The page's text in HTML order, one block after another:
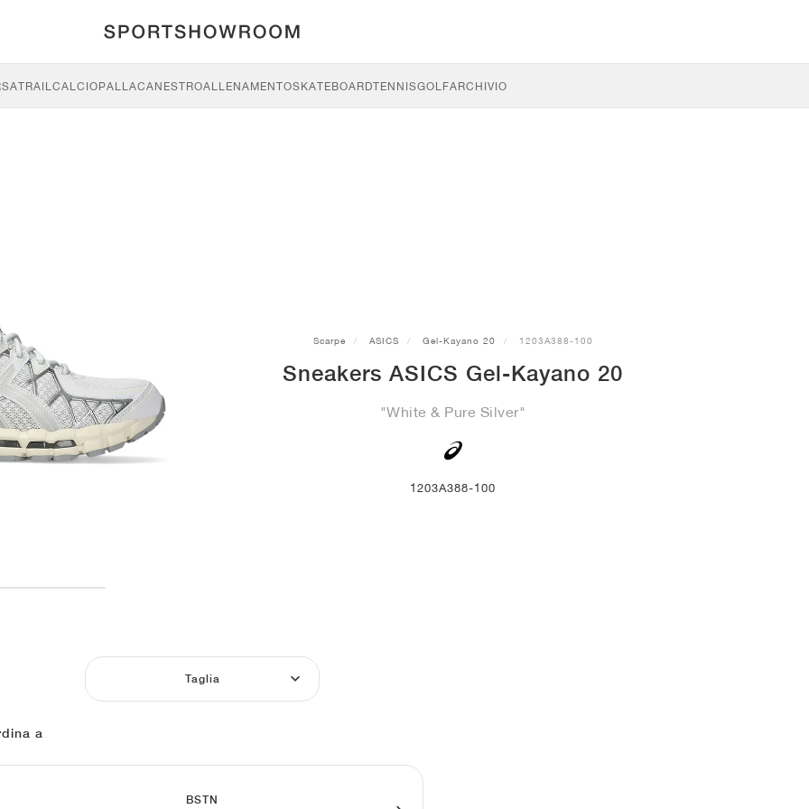
TRAILCALCIOPALLACANESTROALLENAMENTOSKATEBOARDTENNISGOLFARCHIVIO
Scarpe ASICS Gel-Kayano 20 1203A388-100
Sneakers ASICS Gel-Kayano 20
"White & Pure Silver"
1203A388-100
Taglia
a
BSTN